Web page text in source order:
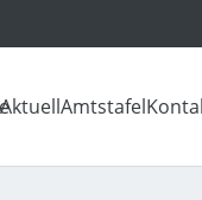
AktuellAmtstafel